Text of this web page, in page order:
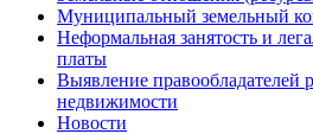
Муниципальный земельный
Неформальная занятость и
платы
Выявление правообладателей
недвижимости
Новости